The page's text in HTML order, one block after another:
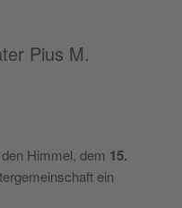
Pius M.
Him­mel, dem 15.
ein